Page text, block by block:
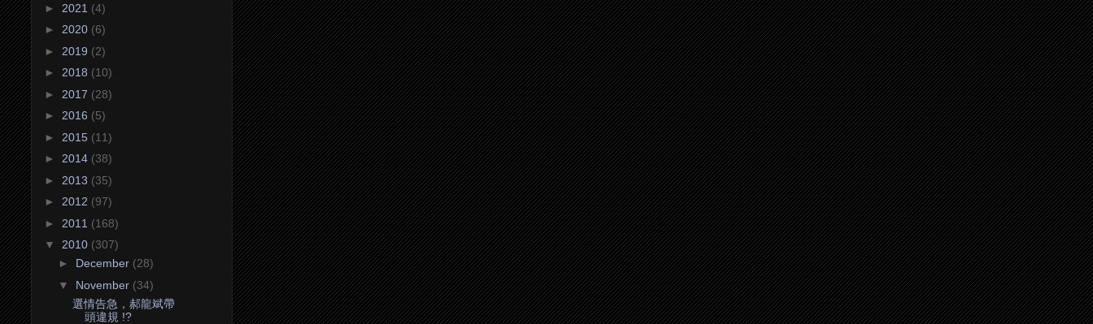
► 2021 (4)
► 2020 (6)
► 2019 (2)
► 2018 (10)
► 2017 (28)
► 2016 (5)
► 2015 (11)
► 2014 (38)
► 2013 (35)
► 2012 (97)
► 2011 (168)
▼ 2010 (307)
► December (28)
▼ November (34)
選情告急，郝龍斌帶
頭違規 !?